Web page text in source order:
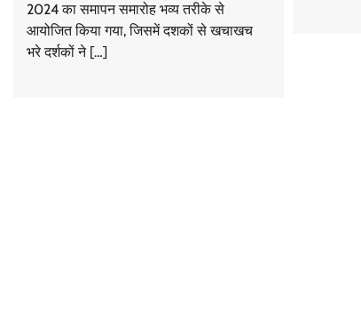
2024 का समापन समारोह भव्य तरीके से
आयोजित किया गया, जिसमें दशकों से खचाखच
भरे दर्शकों ने […]